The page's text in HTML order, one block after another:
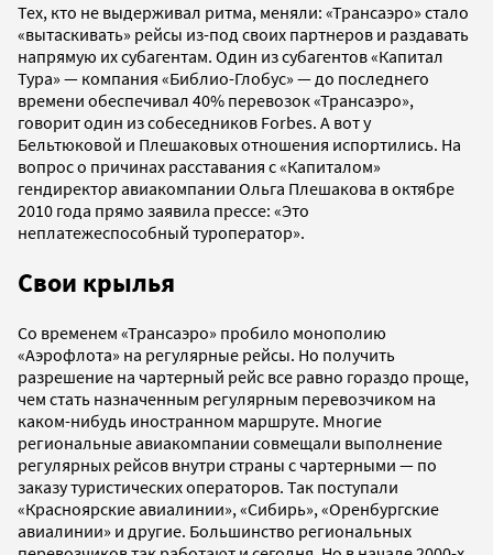
Тех, кто не выдерживал ритма, меняли: «Трансаэро» стало
«вытаскивать» рейсы из-под своих партнеров и раздавать
напрямую их субагентам. Один из субагентов «Капитал
Тура» — компания «Библио-Глобус» — до последнего
времени обеспечивал 40% перевозок «Трансаэро»,
говорит один из собеседников Forbes. А вот у
Бельтюковой и Плешаковых отношения испортились. На
вопрос о причинах расставания с «Капиталом»
гендиректор авиакомпании Ольга Плешакова в октябре
2010 года прямо заявила прессе: «Это
неплатежеспособный туроператор».
Свои крылья
Со временем «Трансаэро» пробило монополию
«Аэрофлота» на регулярные рейсы. Но получить
разрешение на чартерный рейс все равно гораздо проще,
чем стать назначенным регулярным перевозчиком на
каком-нибудь иностранном маршруте. Многие
региональные авиакомпании совмещали выполнение
регулярных рейсов внутри страны с чартерными — по
заказу туристических операторов. Так поступали
«Красноярские авиалинии», «Сибирь», «Оренбургские
авиалинии» и другие. Большинство региональных